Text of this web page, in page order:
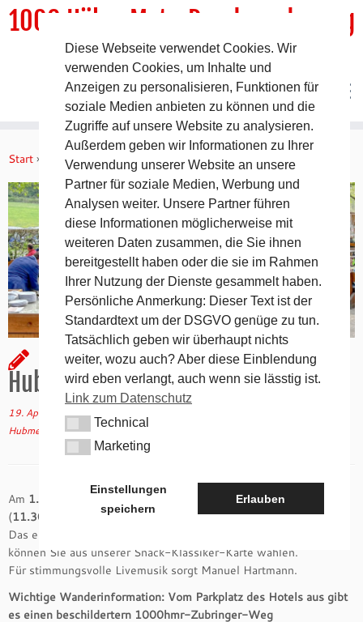
Inhalt
1000 HöhenMeterRundwanderweg
DER Rundwanderweg um Pommelsbrunn
Start » Aktuelles » Biergarten-Saison in Hubmersberg
Biergarten-Saison in
Hubmersberg
19. April 2023in
Hubmersberg/Lindenhofvontk
Am 1. Mai 2023
wird die Biergartensaison offiziell eröffnet mit
(11.30 Uhr
) Fassanstich, Livemusik und kleiner Klassiker-Karte.
Das erste Bier vom Fass ist gratis, solange das Fass reicht! Dazu
können Sie aus unserer Snack-Klassiker-Karte wählen.
Für stimmungsvolle Livemusik sorgt Manuel Hartmann.
Wichtige Wanderinformation: Vom Parkplatz des Hotels aus gibt
es einen beschildertern 1000hmr-Zubringer-Weg
Diese Webseite verwendet Cookies. Wir
verwenden Cookies, um Inhalte und
Anzeigen zu personalisieren, Funktionen für
soziale Medien anbieten zu können und die
Zugriffe auf unsere Website zu analysieren.
Außerdem geben wir Informationen zu Ihrer
Verwendung unserer Website an unsere
Partner für soziale Medien, Werbung und
Analysen weiter. Unsere Partner führen
diese Informationen möglicherweise mit
weiteren Daten zusammen, die Sie ihnen
bereitgestellt haben oder die sie im Rahmen
Ihrer Nutzung der Dienste gesammelt haben.
Persönliche Anmerkung: Dieser Text ist der
Standardtext um der DSGVO genüge zu tun.
Tatsächlich geben wir überhaupt nichts
weiter, wozu auch? Aber diese Einblendung
wird eben verlangt, auch wenn sie lässtig ist.
Link zum Datenschutz
TechnicalTechnical
MarketingMarketing
Einstellungen
speichern
Erlauben